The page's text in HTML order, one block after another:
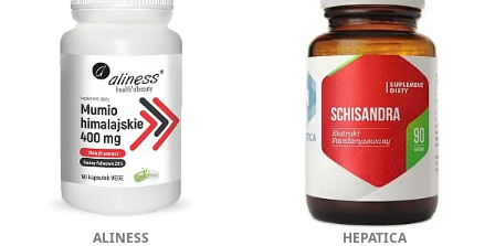
ALINESS HEPATICA